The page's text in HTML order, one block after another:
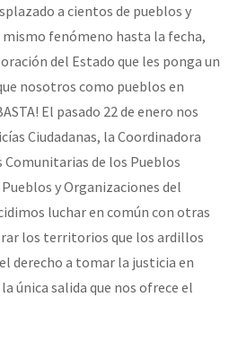
a cientos de pueblos y
mismo fenómeno hasta la fecha,
del Estado que les ponga un
nosotros como pueblos en
El pasado 22 de enero nos
Ciudadanas, la Coordinadora
Comunitarias de los Pueblos
y Organizaciones del
luchar en común con otras
los territorios que los ardillos
derecho a tomar la justicia en
única salida que nos ofrece el